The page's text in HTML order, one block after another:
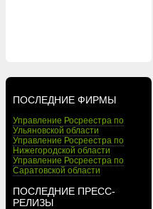
ПОСЛЕДНИЕ ФИРМЫ
Управление Росреестра по
Ульяновской области
Управление Росреестра по
Нижегородской области
Управление Росреестра по
Саратовской области
ПОСЛЕДНИЕ ПРЕСС-
РЕЛИЗЫ